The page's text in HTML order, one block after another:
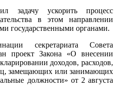
задачу ускорить процесс
в этом направлении
государственными органами.
секретариата Совета
проект Закона «О внесении
доходов, расходов,
замещающих или занимающих
должности» от 2 августа